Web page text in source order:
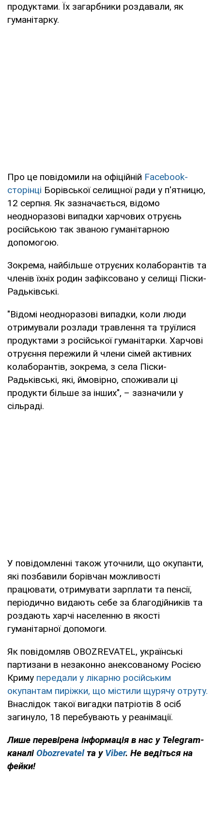
продуктами. Їх загарбники роздавали, як
гуманітарку.
Про це повідомили на офіційній Facebook-
сторінці Борівської селищної ради у п'ятницю,
12 серпня. Як зазначається, відомо
неодноразові випадки харчових отруєнь
російською так званою гуманітарною
допомогою.
Зокрема, найбільше отруєних колаборантів та
членів їхніх родин зафіксовано у селищі Піски-
Радьківські.
"Відомі неодноразові випадки, коли люди
отримували розлади травлення та труїлися
продуктами з російської гуманітарки. Харчові
отруєння пережили й члени сімей активних
колаборантів, зокрема, з села Піски-
Радьківські, які, ймовірно, споживали ці
продукти більше за інших", – зазначили у
сільраді.
У повідомленні також уточнили, що окупанти,
які позбавили борівчан можливості
працювати, отримувати зарплати та пенсії,
періодично видають себе за благодійників та
роздають харчі населенню в якості
гуманітарної допомоги.
Як повідомляв OBOZREVATEL, українські
партизани в незаконно анексованому Росією
Криму передали у лікарню російським
окупантам пиріжки, що містили щурячу отруту.
Внаслідок такої вигадки патріотів 8 осіб
загинуло, 18 перебувають у реанімації.
Лише перевірена інформація в нас у Telegram-
каналі Obozrevatelта у Viber. Не ведіться на
фейки!